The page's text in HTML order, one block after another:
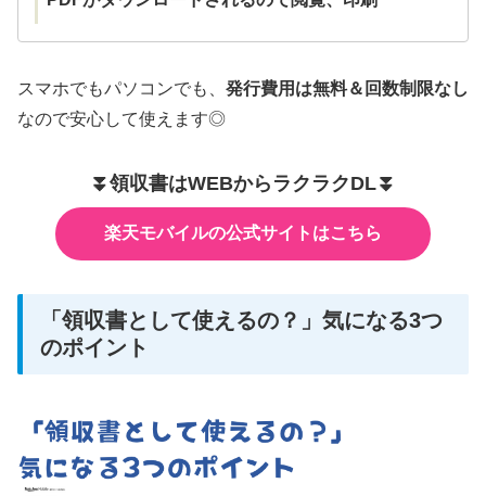
スマホでもパソコンでも、 発行費用は無料＆回数制限なし
なので安心して使えます◎
⏬️領収書はWEBからラクラクDL⏬️
楽天モバイルの公式サイトはこちら
「領収書として使えるの？」気になる3つ
のポイント